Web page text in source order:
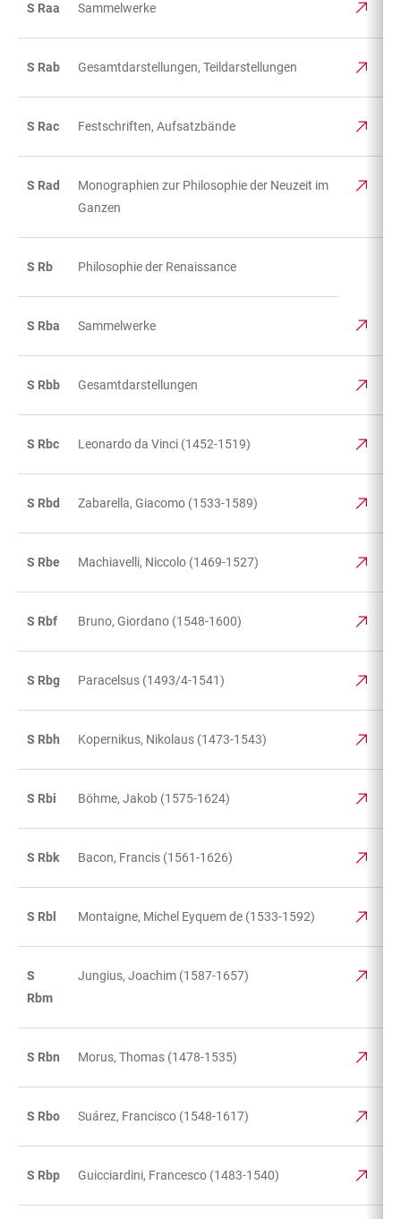
S Raa Sammelwerke
S Rab Gesamtdarstellungen, Teildarstellungen
S Rac Festschriften, Aufsatzbände
S Rad
Monographien zur Philosophie der Neuzeit im
Ganzen
S Rb Philosophie der Renaissance
S Rba Sammelwerke
S Rbb Gesamtdarstellungen
S Rbc Leonardo da Vinci (1452-1519)
S Rbd Zabarella, Giacomo (1533-1589)
S Rbe Machiavelli, Niccolo (1469-1527)
S Rbf Bruno, Giordano (1548-1600)
S Rbg Paracelsus (1493/4-1541)
S Rbh Kopernikus, Nikolaus (1473-1543)
S Rbi Böhme, Jakob (1575-1624)
S Rbk Bacon, Francis (1561-1626)
S Rbl Montaigne, Michel Eyquem de (1533-1592)
S
Rbm
Jungius, Joachim (1587-1657)
S Rbn Morus, Thomas (1478-1535)
S Rbo Suárez, Francisco (1548-1617)
S Rbp Guicciardini, Francesco (1483-1540)